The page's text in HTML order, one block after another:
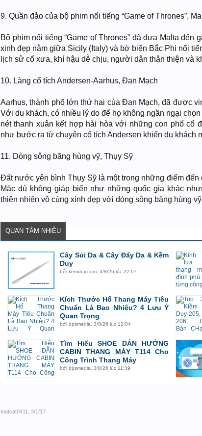
9. Quần đảo của bộ phim nổi tiếng “Game of Thrones”,
Bộ phim nổi tiếng “Game of Thrones” đã đưa Malta
xinh đẹp nằm giữa Sicily (Italy) và bờ biển Bắc Phi nổi
lịch sử cổ xưa, khí hậu dễ chịu, người dân thân thiện và
10. Làng cổ tích Andersen-Aarhus, Đan Mạch
Aarhus, thành phố lớn thứ hai của Đan Mạch, đã được
Với du khách, có nhiều lý do để họ không ngần ngại
nét thanh xuân kết hợp hài hòa với những con phố cổ
như bước ra từ chuyện cổ tích Andersen khiến du khách
11. Dòng sông băng hùng vỹ, Thụy Sỹ
Đất nước yên bình Thụy Sỹ là một trong những điểm
Mặc dù không giáp biển như những quốc gia khác
thiên nhiên vô cùng xinh đẹp với dòng sông băng hùng
QUAN TÂM NHIỀU
Cây Sủi Da & Cây Đẩy Da & Kềm
Duy
bởi kemduy.com 3/8/26 lúc 22:07
Kích Thước Hố Thang Máy Tiêu
Chuẩn Là Bao Nhiêu? 4 Lưu Ý
Quan Trọng
bởi dpsmedia 3/8/26 lúc 12:04
Tìm Hiểu SHOE DẪN HƯỚNG
CABIN THANG MÁY T114 Cho
Công Trình Thang Máy
bởi dpsmedia 3/8/26 lúc 11:39
matcat0411 3/1/17